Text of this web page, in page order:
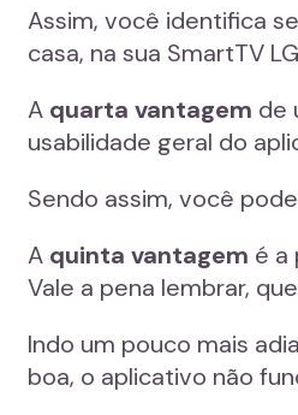
Assim, você identifica
casa, na sua SmartTV
A quarta vantagem de
usabilidade geral do
Sendo assim, você
A quinta vantagem é a
Vale a pena lembrar,
Indo um pouco mais
boa, o aplicativo não